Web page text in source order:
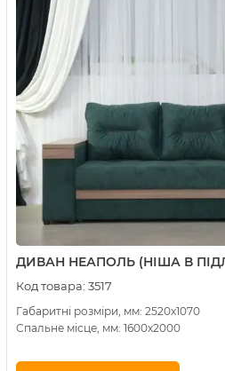
ДИВАН НЕАПОЛЬ (НІША В
Код товара: 3517
Габаритні розміри, мм: 2520х1070
Спальне місце, мм: 1600х2000